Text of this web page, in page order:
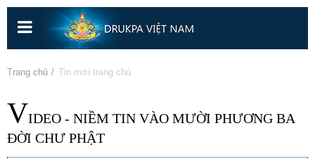
Nhảy
nội
dung
Trang chủ » Tin mới trang chủ
VIDEO - NIỀM TIN VÀO MƯỜI PHƯƠNG BA
ĐỜI CHƯ PHẬT